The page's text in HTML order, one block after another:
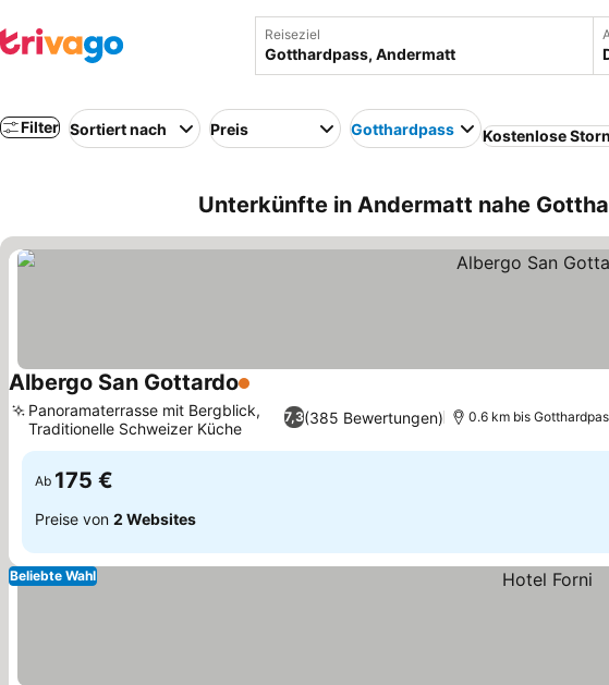
Reiseziel
Filter Sortiert nach Preis Gotthardpass Kostenlose
Unterkünfte in Andermatt nahe
Albergo San Gottardo1 Sterne
7,3(385 Bewertungen)
Panoramaterrasse mit Bergblick,
Traditionelle Schweizer Küche
0.6 km bis
Ab 175 €
Preise von 2 Websites
Beliebte Wahl